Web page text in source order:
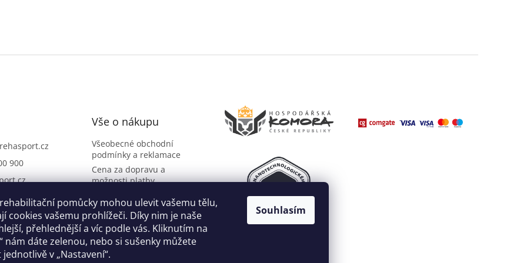
pomůcky mohou ulevit vašemu tělu,
cookies vašemu prohlížeči. Díky nim je naše
přehlednější a víc podle vás. Kliknutím na
nám dáte zelenou, nebo si sušenky můžete
v „Nastavení“.
Souhlasím
rehasport.cz
900
na YouTube
Vše o nákupu
Všeobecné obchodní
podmínky a reklamace
Cena za dopravu a
možnosti platby
Slovník pojmů